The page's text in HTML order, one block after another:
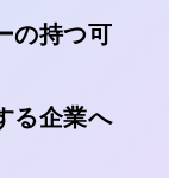
の持つ可
る企業へ